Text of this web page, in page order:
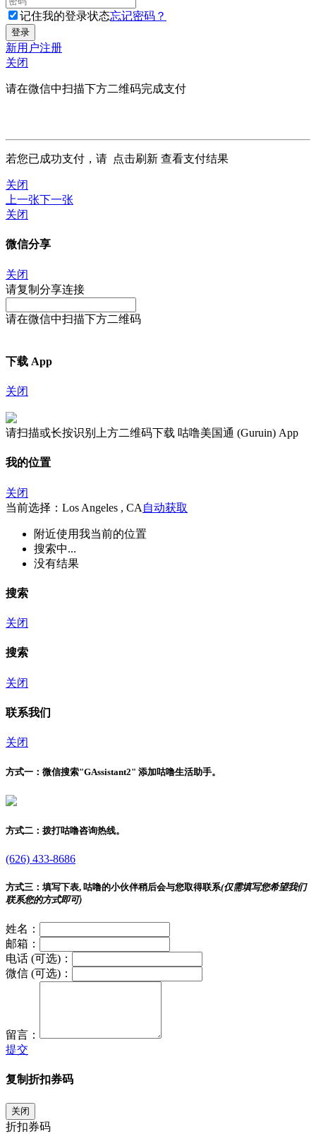
记住我的登录状态忘记密码？
新用户注册
关闭
请在微信中扫描下方二维码完成支付
若您已成功支付，请 点击刷新 查看支付结果
关闭
上一张下一张
关闭
微信分享
关闭
请复制分享连接
请在微信中扫描下方二维码
下载 App
关闭
请扫描或长按识别上方二维码下载 咕噜美国通 (Guruin) App
我的位置
关闭
当前选择：Los Angeles , CA 自动获取
附近使用我当前的位置
搜索中...
没有结果
搜索
关闭
搜索
关闭
联系我们
关闭
方式一： 微信搜索"GAssistant2" 添加咕噜生活助手。
方式二： 拨打咕噜咨询热线。
(626) 433-8686
方式三： 填写下表, 咕噜的小伙伴稍后会与您取得联系(仅需填写您希望我们
联系您的方式即可)
姓名：
邮箱：
电话 (可选)：
微信 (可选)：
留言：
提交
复制折扣券码
关闭
折扣券码